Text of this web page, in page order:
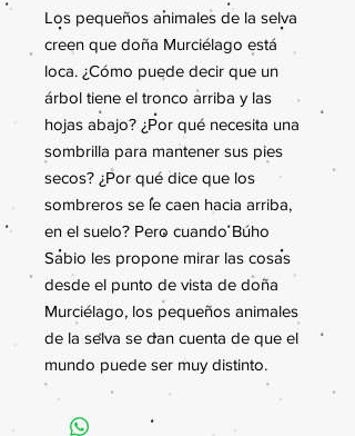
Los pequeños animales de la selva
creen que doña Murciélago está
loca. ¿Cómo puede decir que un
árbol tiene el tronco arriba y las
hojas abajo? ¿Por qué necesita una
sombrilla para mantener sus pies
secos? ¿Por qué dice que los
sombreros se le caen hacia arriba,
en el suelo? Pero cuando Búho
Sabio les propone mirar las cosas
desde el punto de vista de doña
Murciélago, los pequeños animales
de la selva se dan cuenta de que el
mundo puede ser muy distinto.